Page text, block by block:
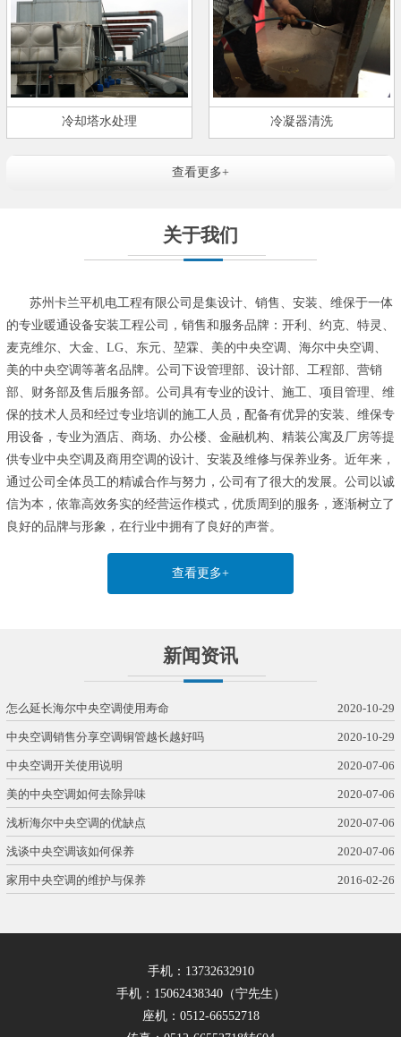
冷却塔水处理 冷凝器清洗
查看更多+
关于我们
苏州卡兰平机电工程有限公司是集设计、销售、安装、维保于一体
的专业暖通设备安装工程公司，销售和服务品牌：开利、约克、特灵、
麦克维尔、大金、LG、东元、堃霖、美的中央空调、海尔中央空调、
美的中央空调等著名品牌。公司下设管理部、设计部、工程部、营销
部、财务部及售后服务部。公司具有专业的设计、施工、项目管理、维
保的技术人员和经过专业培训的施工人员，配备有优异的安装、维保专
用设备，专业为酒店、商场、办公楼、金融机构、精装公寓及厂房等提
供专业中央空调及商用空调的设计、安装及维修与保养业务。近年来，
通过公司全体员工的精诚合作与努力，公司有了很大的发展。公司以诚
信为本，依靠高效务实的经营运作模式，优质周到的服务，逐渐树立了
良好的品牌与形象，在行业中拥有了良好的声誉。
查看更多+
新闻资讯
怎么延长海尔中央空调使用寿命 2020-10-29
中央空调销售分享空调铜管越长越好吗 2020-10-29
中央空调开关使用说明 2020-07-06
美的中央空调如何去除异味 2020-07-06
浅析海尔中央空调的优缺点 2020-07-06
浅谈中央空调该如何保养 2020-07-06
家用中央空调的维护与保养 2016-02-26
手机：13732632910
手机：15062438340（宁先生）
座机：0512-66552718